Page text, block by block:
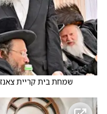
שמחת בית קריית